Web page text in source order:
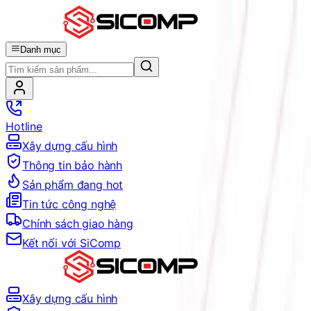
Danh mục
Hotline
Xây dựng cấu hình
Thông tin bảo hành
Sản phẩm đang hot
Tin tức công nghệ
Chính sách giao hàng
Kết nối với SiComp
Xây dựng cấu hình